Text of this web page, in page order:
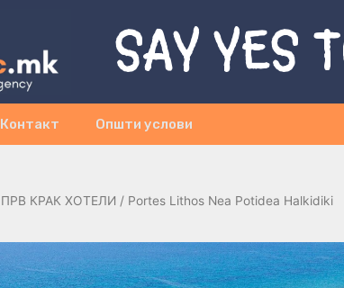
SAY YES
Контакт Општи услови
ПРВ КРАК ХОТЕЛИ / Portes Lithos Nea Potidea Halkidiki